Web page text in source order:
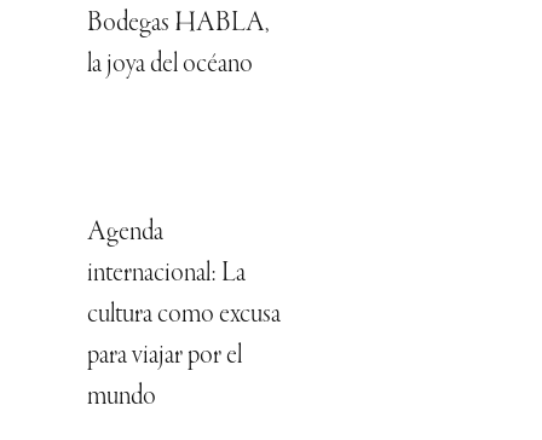
Bodegas HABLA,
la joya del océano
Agenda
internacional: La
cultura como excusa
para viajar por el
mundo